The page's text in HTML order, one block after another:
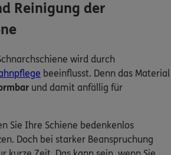
Reinigung der
wird durch
beeinflusst. Denn das Material
und damit anfällig für
Sie Ihre Schiene bedenkenlos
Doch bei starker Beanspruchung